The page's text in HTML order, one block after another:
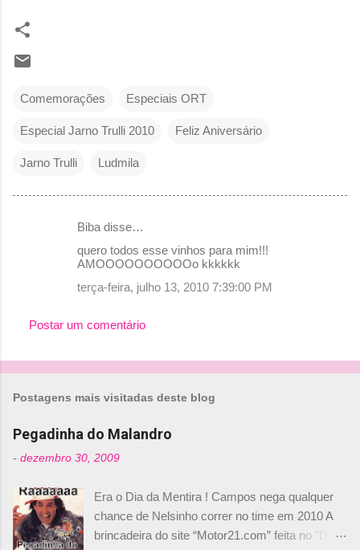
Comemorações Especiais ORT
Especial Jarno Trulli 2010 Feliz Aniversário
Jarno Trulli Ludmila
n
á
r
o
s
Biba disse…
quero todos esse vinhos para mim!!!
AMOOOOOOOOOOo kkkkkk
terça-feira, julho 13, 2010 7:39:00 PM
Postar um comentário
Postagens mais visitadas deste blog
Pegadinha do Malandro
- dezembro 30, 2009
Era o Dia da Mentira ! Campos nega qualquer
chance de Nelsinho correr no time em 2010 A
brincadeira do site “Motor21.com” feita no "Día